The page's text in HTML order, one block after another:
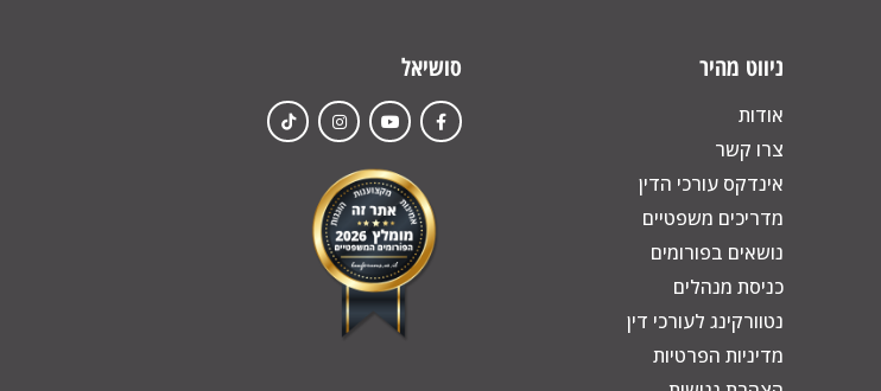
ניווט מהיר
אודות
צרו קשר
אינדקס עורכי הדין
מדריכים משפטיים
נושאים בפורומים
כניסת מנהלים
נטוורקינג לעורכי דין
מדיניות הפרטיות
סושיאל